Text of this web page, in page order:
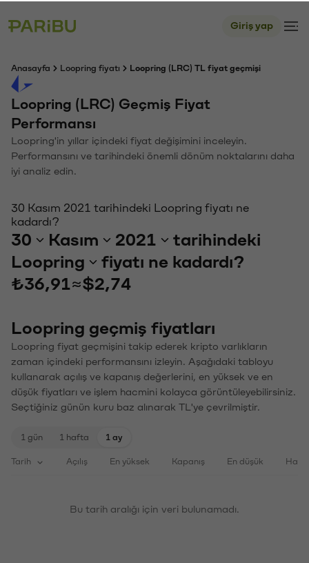
Giriş yap
Anasayfa Loopring fiyatı Loopring (LRC) TL fiyat geçmişi
Loopring (LRC) Geçmiş Fiyat
Performansı
Loopring'in yıllar içindeki fiyat değişimini inceleyin.
Performansını ve tarihindeki önemli dönüm noktalarını daha
iyi analiz edin.
30 Kasım 2021 tarihindeki Loopring fiyatı ne
kadardı?
30 Kasım 2021
tarihindeki
Loopring
fiyatı ne kadardı?
₺36,91 ≈$2,74
Loopring geçmiş fiyatları
Loopring fiyat geçmişini takip ederek kripto varlıkların
zaman içindeki performansını izleyin. Aşağıdaki tabloyu
kullanarak açılış ve kapanış değerlerini, en yüksek ve en
düşük fiyatları ve işlem hacmini kolayca görüntüleyebilirsiniz.
Seçtiğiniz günün kuru baz alınarak TL'ye çevrilmiştir.
1 gün 1 hafta 1 ay
Tarih Açılış En yüksek Kapanış En düşük
Bu tarih aralığı için veri bulunamadı.